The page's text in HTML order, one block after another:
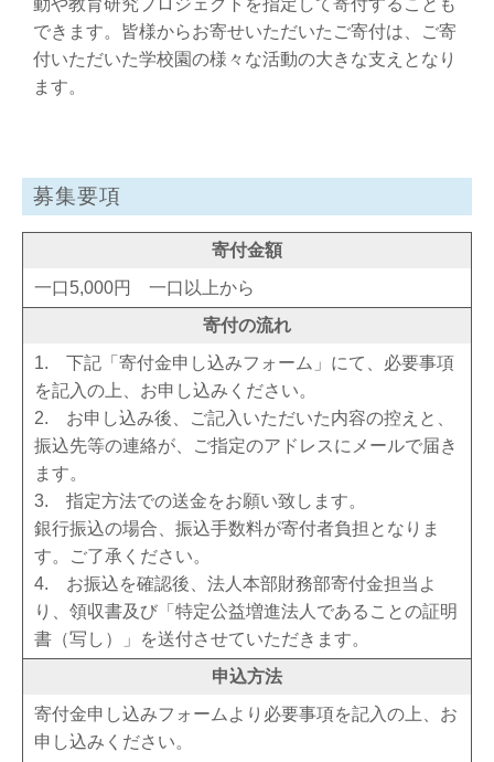
動や教育研究プロジェクトを指定して寄付することも
できます。皆様からお寄せいただいたご寄付は、ご寄
付いただいた学校園の様々な活動の大きな支えとなり
ます。
募集要項
寄付金額
一口5,000円 一口以上から
寄付の流れ
1. 下記「寄付金申し込みフォーム」にて、必要事項
を記入の上、お申し込みください。
2. お申し込み後、ご記入いただいた内容の控えと、
振込先等の連絡が、ご指定のアドレスにメールで届き
ます。
3. 指定方法での送金をお願い致します。
銀行振込の場合、振込手数料が寄付者負担となりま
す。ご了承ください。
4. お振込を確認後、法人本部財務部寄付金担当よ
り、領収書及び「特定公益増進法人であることの証明
書（写し）」を送付させていただきます。
申込方法
寄付金申し込みフォームより必要事項を記入の上、お
申し込みください。